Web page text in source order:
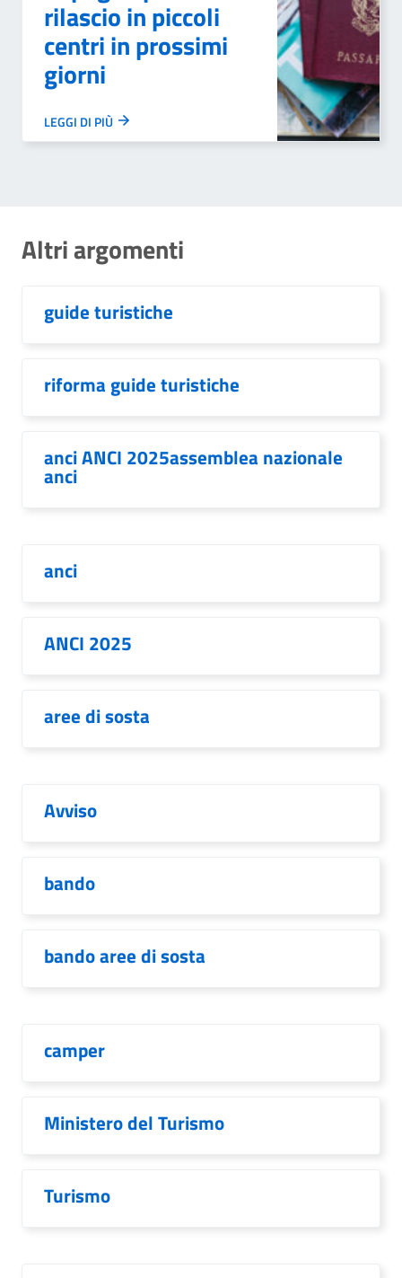
rilascio in piccoli
centri in prossimi
giorni
LEGGI DI PIÙ
Altri argomenti
guide turistiche
riforma guide turistiche
anci ANCI 2025assemblea nazionale
anci
anci
ANCI 2025
aree di sosta
Avviso
bando
bando aree di sosta
camper
Ministero del Turismo
Turismo